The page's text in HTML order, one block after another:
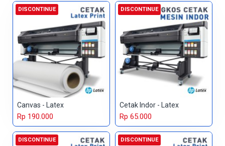
DISCONTINUE
Canvas - Latex
Rp 190.000
DISCONTINUE
Cetak Indor - Latex
Rp 65.000
DISCONTINUE DISCONTINUE